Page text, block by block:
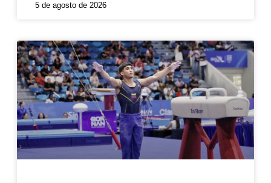
5 de agosto de 2026